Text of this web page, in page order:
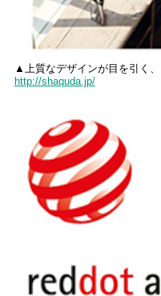
▲上質なデザインが目を引く
http://shaquda.jp/